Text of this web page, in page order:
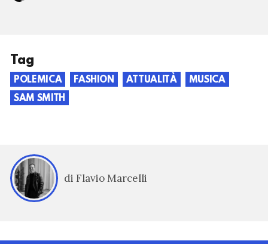
Tag
POLEMICA FASHION ATTUALITÀ
MUSICA
SAM SMITH
di Flavio Marcelli